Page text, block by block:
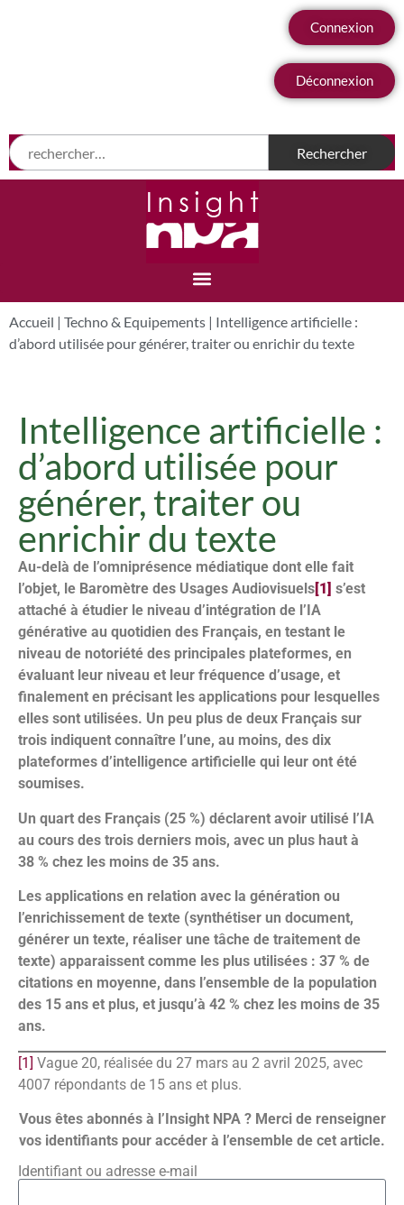
Connexion
Déconnexion
Accueil | Techno & Equipements | Intelligence artificielle :
d’abord utilisée pour générer, traiter ou enrichir du texte
Intelligence artificielle :
d’abord utilisée pour
générer, traiter ou
enrichir du texte
Au-delà de l’omniprésence médiatique dont elle fait
l’objet, le Baromètre des Usages Audiovisuels[1] s’est
attaché à étudier le niveau d’intégration de l’IA
générative au quotidien des Français, en testant le
niveau de notoriété des principales plateformes, en
évaluant leur niveau et leur fréquence d’usage, et
finalement en précisant les applications pour lesquelles
elles sont utilisées. Un peu plus de deux Français sur
trois indiquent connaître l’une, au moins, des dix
plateformes d’intelligence artificielle qui leur ont été
soumises.
Un quart des Français (25 %) déclarent avoir utilisé l’IA
au cours des trois derniers mois, avec un plus haut à
38 % chez les moins de 35 ans.
Les applications en relation avec la génération ou
l’enrichissement de texte (synthétiser un document,
générer un texte, réaliser une tâche de traitement de
texte) apparaissent comme les plus utilisées : 37 % de
citations en moyenne, dans l’ensemble de la population
des 15 ans et plus, et jusqu’à 42 % chez les moins de 35
ans.
[1] Vague 20, réalisée du 27 mars au 2 avril 2025, avec
4007 répondants de 15 ans et plus.
Vous êtes abonnés à l’Insight NPA ? Merci de renseigner
vos identifiants pour accéder à l’ensemble de cet article.
Identifiant ou adresse e-mail